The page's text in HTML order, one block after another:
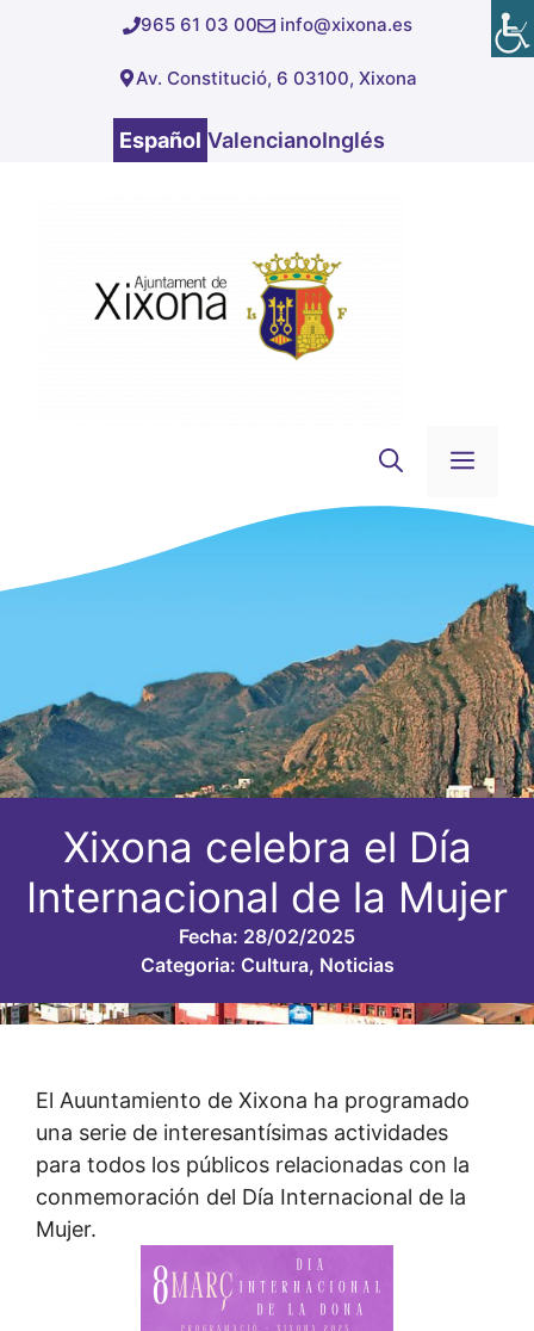
965 61 03 00 info@xixona.es
Av. Constitució, 6 03100, Xixona
Español ValencianoInglés
Xixona celebra el Día
Internacional de la Mujer
Fecha: 28/02/2025
Categoria: Cultura, Noticias
El Auuntamiento de Xixona ha programado
una serie de interesantísimas actividades
para todos los públicos relacionadas con la
conmemoración del Día Internacional de la
Mujer.